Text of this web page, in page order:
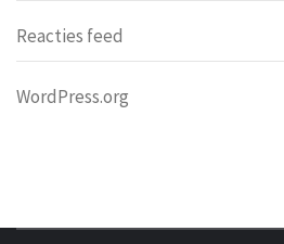
Reacties feed
WordPress.org